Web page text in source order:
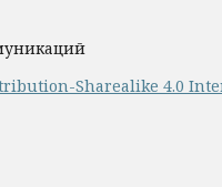
Sharealike 4.0